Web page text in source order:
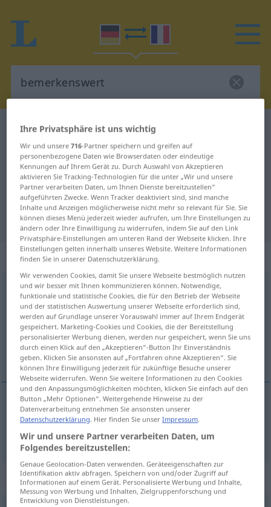
Deutsch-Französisch Wörterbuch
Deutsch-Französisch Übersetzung
für "bemerkenswert"
"bemerkenswert" Französisch
Übersetzung
„bemerkenswert“: Adjektiv
bemerkenswertadj
Übersicht aller Übersetzungen
(Für mehr Details die Übersetzung anklicken/antippen)
remarquable
remarquable bemerkenswert
Synonyme für "bemerkenswert"
Ihre Privatsphäre ist uns wichtig
Wir und unsere716-Partner speichern und greifen auf
personenbezogene Daten wie Browserdaten oder eindeutige
Kennungen auf Ihrem Gerät zu. Durch Auswahl von Akzeptieren
aktivieren Sie Tracking-Technologien für die unter „Wir und unsere
Partner verarbeiten Daten, um Ihnen Dienste bereitzustellen“
aufgeführten Zwecke. Wenn Tracker deaktiviert sind, sind manche
Inhalte und Anzeigen möglicherweise nicht mehr so relevant für Sie. Sie
können dieses Menü jederzeit wieder aufrufen, um Ihre Einstellungen zu
ändern oder Ihre Einwilligung zu widerrufen, indem Sie auf den Link
Privatsphäre-Einstellungen am unteren Rand der Webseite klicken. Ihre
Einstellungen gelten innerhalb unseres Website. Weitere Informationen
finden Sie in unserer Datenschutzerklärung.
Wir verwenden Cookies, damit Sie unsere Webseite bestmöglich nutzen
und wir besser mit Ihnen kommunizieren können. Notwendige,
funktionale und statistische Cookies, die für den Betrieb der Webseite
und der statistischen Auswertung unserer Webseite erforderlich sind,
werden auf Grundlage unserer Vorauswahl immer auf Ihrem Endgerät
gespeichert. Marketing-Cookies und Cookies, die der Bereitstellung
personalisierter Werbung dienen, werden nur gespeichert, wenn Sie uns
durch einen Klick auf den „Akzeptieren“-Button Ihr Einverständnis
geben. Klicken Sie ansonsten auf „Fortfahren ohne Akzeptieren“. Sie
können Ihre Einwilligung jederzeit für zukünftige Besuche unserer
Webseite widerrufen. Wenn Sie weitere Informationen zu den Cookies
und den Anpassungsmöglichkeiten möchten, klicken Sie einfach auf den
Button „Mehr Optionen“. Weitergehende Hinweise zu der
Datenverarbeitung entnehmen Sie ansonsten unserer
Datenschutzerklärung. Hier finden Sie unserImpressum.
Wir und unsere Partner verarbeiten Daten, um
Folgendes bereitzustellen:
Genaue Geolocation-Daten verwenden. Geräteeigenschaften zur
Identifikation aktiv abfragen. Speichern von und/oder Zugriff auf
Informationen auf einem Gerät. Personalisierte Werbung und Inhalte,
Messung von Werbung und Inhalten, Zielgruppenforschung und
Entwicklung von Dienstleistungen.